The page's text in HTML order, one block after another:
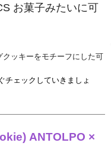
お菓子みたいに可
クッキーをモチーフにした可
チェックしていきましょ
ANTOLPO ×